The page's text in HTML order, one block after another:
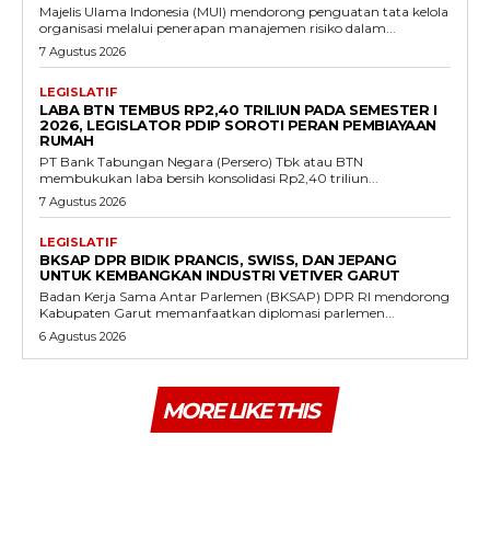
Majelis Ulama Indonesia (MUI) mendorong penguatan tata kelola
organisasi melalui penerapan manajemen risiko dalam...
7 Agustus 2026
LEGISLATIF
LABA BTN TEMBUS RP2,40 TRILIUN PADA SEMESTER I
2026, LEGISLATOR PDIP SOROTI PERAN PEMBIAYAAN
RUMAH
PT Bank Tabungan Negara (Persero) Tbk atau BTN
membukukan laba bersih konsolidasi Rp2,40 triliun...
7 Agustus 2026
LEGISLATIF
BKSAP DPR BIDIK PRANCIS, SWISS, DAN JEPANG
UNTUK KEMBANGKAN INDUSTRI VETIVER GARUT
Badan Kerja Sama Antar Parlemen (BKSAP) DPR RI mendorong
Kabupaten Garut memanfaatkan diplomasi parlemen...
6 Agustus 2026
MORE LIKE THIS